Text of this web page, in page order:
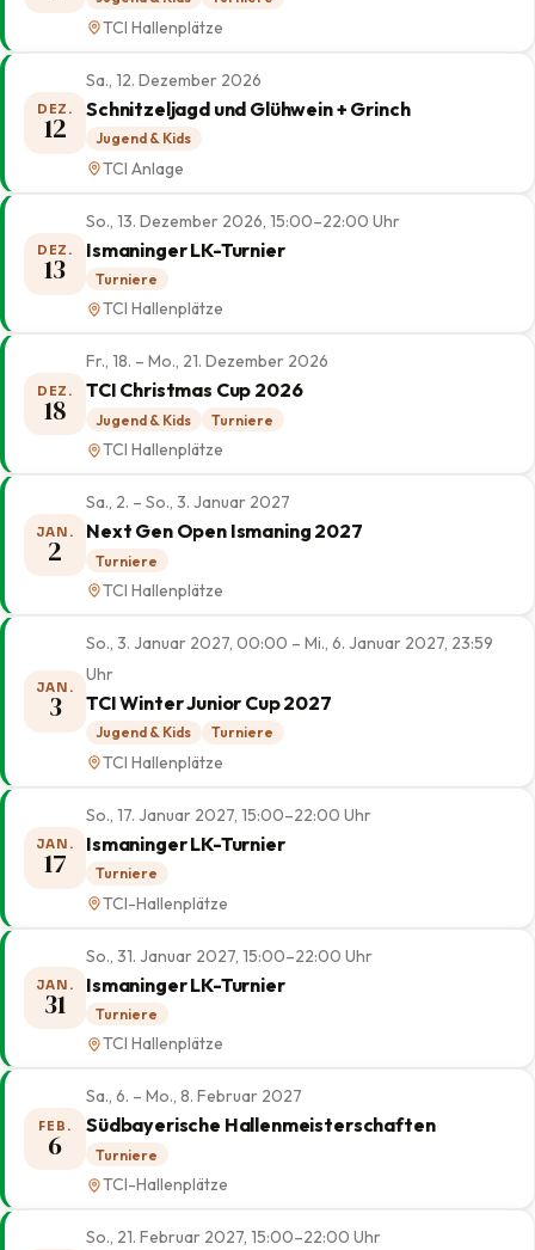
TCI Hallenplätze
DEZ.
12
Sa., 12. Dezember 2026
Schnitzeljagd und Glühwein + Grinch
Jugend & Kids
TCI Anlage
DEZ.
13
So., 13. Dezember 2026, 15:00–22:00 Uhr
Ismaninger LK-Turnier
Turniere
TCI Hallenplätze
DEZ.
18
Fr., 18. – Mo., 21. Dezember 2026
TCI Christmas Cup 2026
Jugend & Kids Turniere
TCI Hallenplätze
JAN.
2
Sa., 2. – So., 3. Januar 2027
Next Gen Open Ismaning 2027
Turniere
TCI Hallenplätze
JAN.
3
So., 3. Januar 2027, 00:00 – Mi., 6. Januar 2027, 23:59
Uhr
TCI Winter Junior Cup 2027
Jugend & Kids Turniere
TCI Hallenplätze
JAN.
17
So., 17. Januar 2027, 15:00–22:00 Uhr
Ismaninger LK-Turnier
Turniere
TCI-Hallenplätze
JAN.
31
So., 31. Januar 2027, 15:00–22:00 Uhr
Ismaninger LK-Turnier
Turniere
TCI Hallenplätze
FEB.
6
Sa., 6. – Mo., 8. Februar 2027
Südbayerische Hallenmeisterschaften
Turniere
TCI-Hallenplätze
So., 21. Februar 2027, 15:00–22:00 Uhr